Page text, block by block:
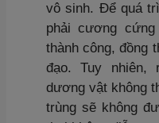
vô sinh. Để quá
phải cương
thành công, đồng
đạo. Tuy nhiên,
dương vật không
trùng sẽ không